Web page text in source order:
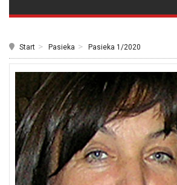
Start Pasieka Pasieka 1/2020